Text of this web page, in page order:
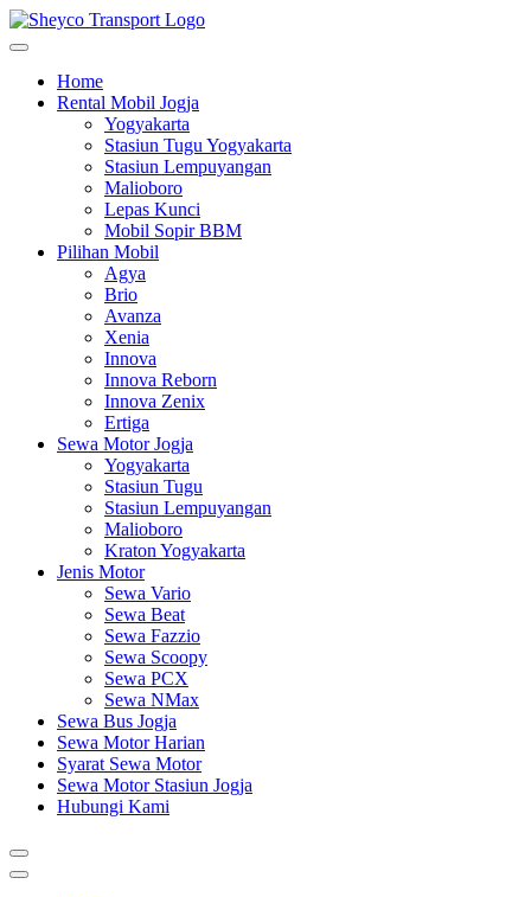
Home
Rental Mobil Jogja
Yogyakarta
Stasiun Tugu Yogyakarta
Stasiun Lempuyangan
Malioboro
Lepas Kunci
Mobil Sopir BBM
Pilihan Mobil
Agya
Brio
Avanza
Xenia
Innova
Innova Reborn
Innova Zenix
Ertiga
Sewa Motor Jogja
Yogyakarta
Stasiun Tugu
Stasiun Lempuyangan
Malioboro
Kraton Yogyakarta
Jenis Motor
Sewa Vario
Sewa Beat
Sewa Fazzio
Sewa Scoopy
Sewa PCX
Sewa NMax
Sewa Bus Jogja
Sewa Motor Harian
Syarat Sewa Motor
Sewa Motor Stasiun Jogja
Hubungi Kami